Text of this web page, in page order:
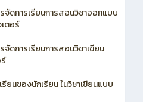
จัดการเรียนการสอนวิชาออกแบบ
ตอร์
จัดการเรียนการสอนวิชาเขียน
ยนของนักเรียน ในวิชาเขียนแบบ